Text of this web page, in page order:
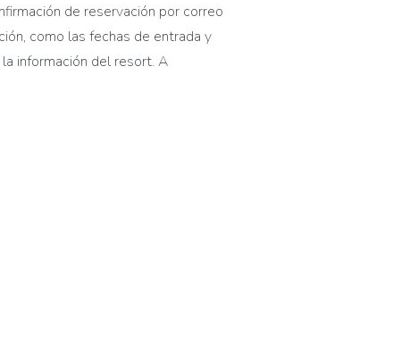
de reservación por correo
ción, como las fechas de entrada y
información del resort. A